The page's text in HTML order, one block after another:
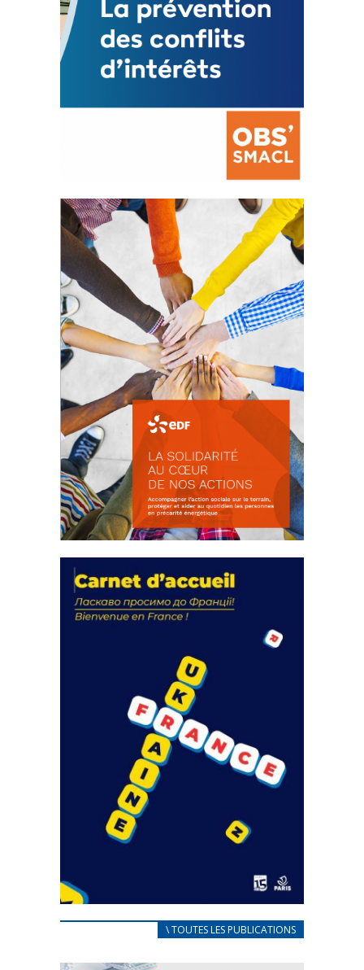
La prévention des conflits
d’intérêts
18 septembre 2023
FEUILLETER
actions
18 septembre 2023
FEUILLETER
CARNET D’ACCUEIL
25 avril 2022
\ TOUTES LES PUBLICATIONS